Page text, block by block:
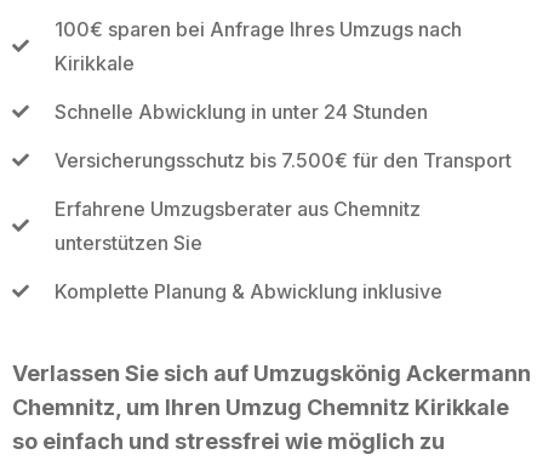
100€ sparen bei Anfrage Ihres Umzugs nach
Kirikkale
Schnelle Abwicklung in unter 24 Stunden
Versicherungsschutz bis 7.500€ für den Transport
Erfahrene Umzugsberater aus Chemnitz
unterstützen Sie
Komplette Planung & Abwicklung inklusive
Verlassen Sie sich auf Umzugskönig Ackermann
Chemnitz, um Ihren Umzug Chemnitz Kirikkale
so einfach und stressfrei wie möglich zu